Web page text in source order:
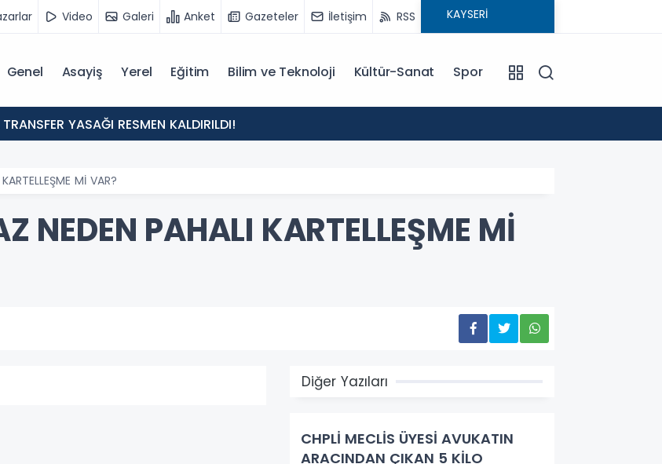
Video Galeri Anket Gazeteler İletişim RSS
Genel Asayiş Yerel Eğitim Bilim ve Teknoloji Kültür-Sanat Spor
YASAĞI RESMEN KALDIRILDI!
Mİ VAR?
NEDEN PAHALI KARTELLEŞME Mİ
Diğer Yazıları
CHPLİ MECLİS ÜYESİ AVUKATIN
ARACINDAN ÇIKAN 5 KİLO